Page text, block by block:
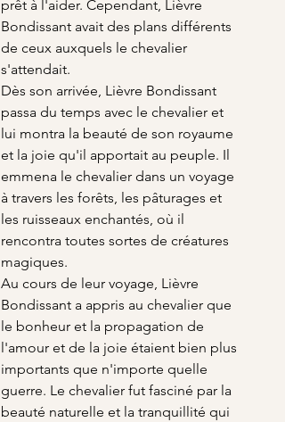
prêt à l'aider. Cependant, Lièvre
Bondissant avait des plans différents
de ceux auxquels le chevalier
s'attendait.
Dès son arrivée, Lièvre Bondissant
passa du temps avec le chevalier et
lui montra la beauté de son royaume
et la joie qu'il apportait au peuple. Il
emmena le chevalier dans un voyage
à travers les forêts, les pâturages et
les ruisseaux enchantés, où il
rencontra toutes sortes de créatures
magiques.
Au cours de leur voyage, Lièvre
Bondissant a appris au chevalier que
le bonheur et la propagation de
l'amour et de la joie étaient bien plus
importants que n'importe quelle
guerre. Le chevalier fut fasciné par la
beauté naturelle et la tranquillité qui